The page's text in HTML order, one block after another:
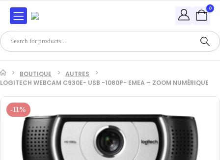
0
BOUTIQUE
AUTRES
LOGITECH WEBCAM C930E- USB -1080P- EMEA – ZOOM NUMÉRIQUE
-11%